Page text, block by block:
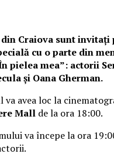
Craiova sunt invitați
cu o parte din
pielea mea”: actorii
și Oana Gherman.
va avea loc la
Mall de la ora 18:00.
va începe la ora